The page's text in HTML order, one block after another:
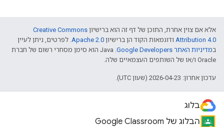
אלא אם צוין אחרת, התוכן של דף זה הוא ברישיון Creative Commons
Attribution 4.0 ודוגמאות הקוד הן ברישיון Apache 2.0. לפרטים, ניתן לעיין
במדיניות האתר Google Developers‏
.‏ Java הוא סימן מסחרי רשום של חברת
Oracle ו/או של השותפים העצמאיים שלה.
עדכון אחרון: 2026-04-23 (שעון UTC).
בלוג
הבלוג של Google Classroom